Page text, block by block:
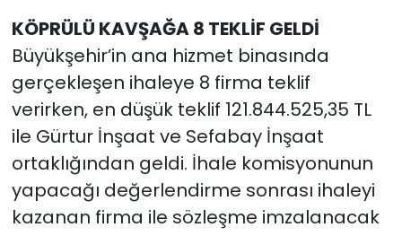
KÖPRÜLÜ KAVŞAĞA 8 TEKLİF GELDİ
Büyükşehir’in ana hizmet binasında
gerçekleşen ihaleye 8 firma teklif
verirken, en düşük teklif 121.844.525,35 TL
ile Gürtur İnşaat ve Sefabay İnşaat
ortaklığından geldi. İhale komisyonunun
yapacağı değerlendirme sonrası ihaleyi
kazanan firma ile sözleşme imzalanacak